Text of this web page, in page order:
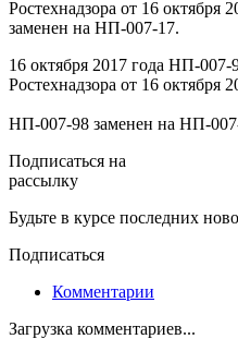
Ростехнадзора от 16
заменен на НП-007-17.
16 октября 2017 года НП-
Ростехнадзора от 16 октября
НП-007-98 заменен на НП-
Подписаться на
рассылку
Будьте в курсе последних
Подписаться
Комментарии
Загрузка комментариев...